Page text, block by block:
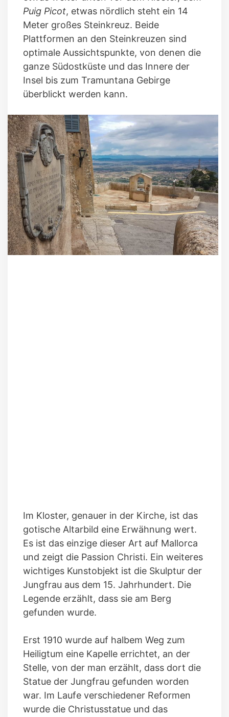
Puig Picot, etwas nördlich steht ein 14
Meter großes Steinkreuz. Beide
Plattformen an den Steinkreuzen sind
optimale Aussichtspunkte, von denen die
ganze Südostküste und das Innere der
Insel bis zum Tramuntana Gebirge
überblickt werden kann.
Im Kloster, genauer in der Kirche, ist das
gotische Altarbild eine Erwähnung wert.
Es ist das einzige dieser Art auf Mallorca
und zeigt die Passion Christi. Ein weiteres
wichtiges Kunstobjekt ist die Skulptur der
Jungfrau aus dem 15. Jahrhundert. Die
Legende erzählt, dass sie am Berg
gefunden wurde.
Erst 1910 wurde auf halbem Weg zum
Heiligtum eine Kapelle errichtet, an der
Stelle, von der man erzählt, dass dort die
Statue der Jungfrau gefunden worden
war. Im Laufe verschiedener Reformen
wurde die Christusstatue und das